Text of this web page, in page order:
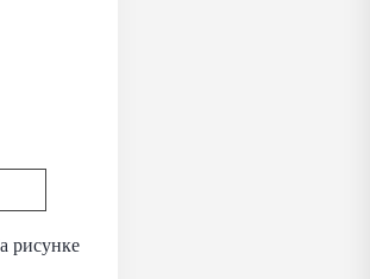
рисунке